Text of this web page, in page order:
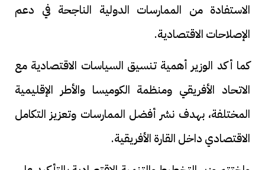
الاستفادة من الممارسات الدولية الناجحة في دعم
الإصلاحات الاقتصادية.
كما أكد الوزير أهمية تنسيق السياسات الاقتصادية مع
الاتحاد الأفريقي ومنظمة الكوميسا والأطر الإقليمية
المختلفة، بهدف نشر أفضل الممارسات وتعزيز التكامل
الاقتصادي داخل القارة الأفريقية.